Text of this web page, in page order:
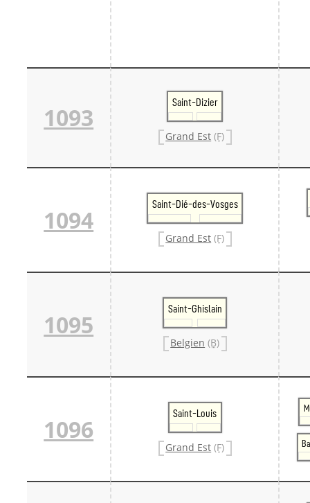
1093
Saint-Dizier
Grand Est (F)
1094
Saint-Dié-des-Vosges
Grand Est (F)
1095
Saint-Ghislain
Belgien (B)
1096
Saint-Louis
Grand Est (F)